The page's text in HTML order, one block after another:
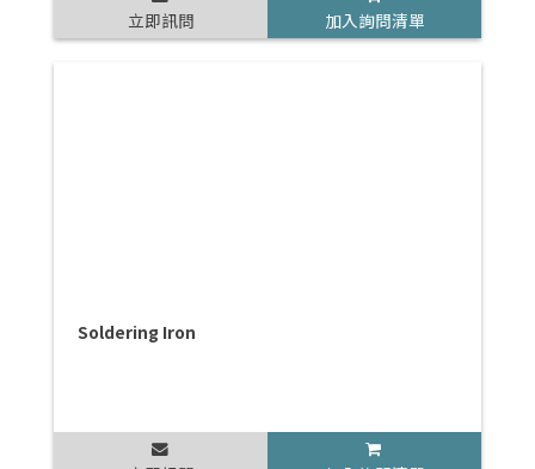
立即訊問 加入詢問清單
Soldering Iron